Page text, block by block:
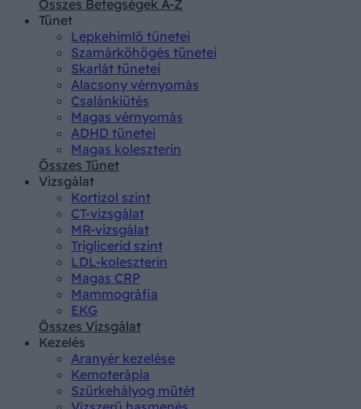
Összes Betegségek A-Z
Tünet
Lepkehimlő tünetei
Szamárköhögés tünetei
Skarlát tünetei
Alacsony vérnyomás
Csalánkiütés
Magas vérnyomás
ADHD tünetei
Magas koleszterin
Összes Tünet
Vizsgálat
Kortizol szint
CT-vizsgálat
MR-vizsgálat
Triglicerid szint
LDL-koleszterin
Magas CRP
Mammográfia
EKG
Összes Vizsgálat
Kezelés
Aranyér kezelése
Kemoterápia
Szürkehályog műtét